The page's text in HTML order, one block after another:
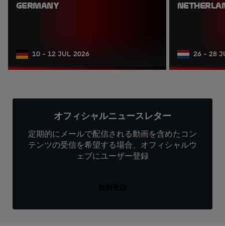
GERMANY
10 - 12 JUL 2026 26 - 28
オフィシャルニュースレター
定期的にメールで配信される動画を含めたコン
テンツの受信を希望する場合、オフィシャルウ
ェブにユーザー登録